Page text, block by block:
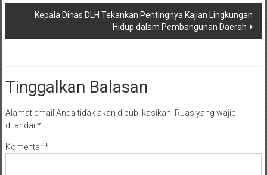
Kepala Dinas DLH Tekankan Pentingnya Kajian Lingkungan
Hidup dalam Pembangunan Daerah
Tinggalkan Balasan
Alamat email Anda tidak akan dipublikasikan. Ruas yang wajib
ditandai *
Komentar*